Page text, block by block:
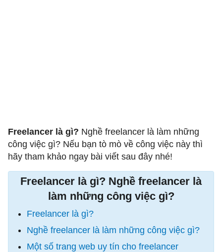
Freelancer là gì? Nghề freelancer là làm những
công việc gì? Nếu bạn tò mò về công việc này thì
hãy tham khảo ngay bài viết sau đây nhé!
Freelancer là gì? Nghề freelancer là
làm những công việc gì?
Freelancer là gì?
Nghề freelancer là làm những công việc gì?
Một số trang web uy tín cho freelancer